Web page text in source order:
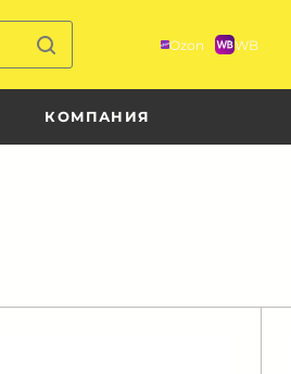
Ozon WB
КОМПАНИЯ